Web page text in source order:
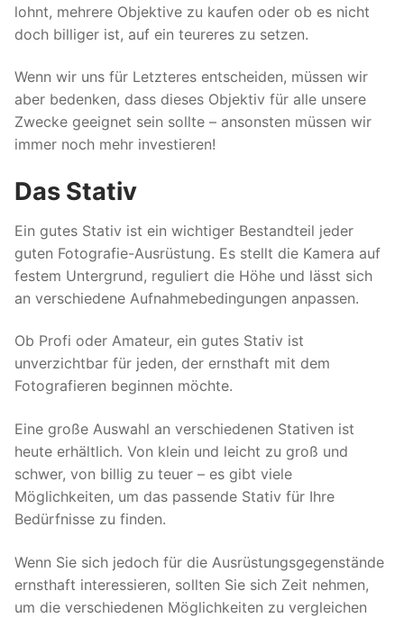
lohnt, mehrere Objektive zu kaufen oder ob es nicht
doch billiger ist, auf ein teureres zu setzen.
Wenn wir uns für Letzteres entscheiden, müssen wir
aber bedenken, dass dieses Objektiv für alle unsere
Zwecke geeignet sein sollte – ansonsten müssen wir
immer noch mehr investieren!
Das Stativ
Ein gutes Stativ ist ein wichtiger Bestandteil jeder
guten Fotografie-Ausrüstung. Es stellt die Kamera auf
festem Untergrund, reguliert die Höhe und lässt sich
an verschiedene Aufnahmebedingungen anpassen.
Ob Profi oder Amateur, ein gutes Stativ ist
unverzichtbar für jeden, der ernsthaft mit dem
Fotografieren beginnen möchte.
Eine große Auswahl an verschiedenen Stativen ist
heute erhältlich. Von klein und leicht zu groß und
schwer, von billig zu teuer – es gibt viele
Möglichkeiten, um das passende Stativ für Ihre
Bedürfnisse zu finden.
Wenn Sie sich jedoch für die Ausrüstungsgegenstände
ernsthaft interessieren, sollten Sie sich Zeit nehmen,
um die verschiedenen Möglichkeiten zu vergleichen